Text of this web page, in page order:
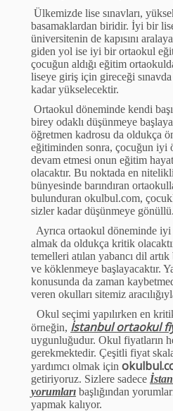
Ülkemizde lise sınavları, yü
basamaklardan biridir. İyi bir
üniversitenin de kapısını
giden yol ise iyi bir ortaokul
çocuğun aldığı eğitim
liseye giriş için gireceği sınavda
kadar yükselecektir.
Ortaokul döneminde kendi
birey odaklı düşünmeye
öğretmen kadrosu da oldukçaö
eğitiminden sonra,çocuğun iyi
devam etmesi onun eğitim
olacaktır. Bu noktada en
bünyesinde barındıran
bulunduran okulbul.com,ç
sizler kadar düşünmeye gönüllü.
Ayrıca ortaokul döneminde iyi
almak da oldukça kritik
temelleri atılan yabancı dil artık
ve köklenmeye başlayacaktır.
konusunda da zaman
veren okulları sitemiz
Okul seçimi yapılırken en
örneğin, İstanbul ortaokul
uygunluğudur. Okul fiyatların
gerekmektedir.Çeşitli fiyat
yardımcı olmak için
getiriyoruz. Sizlere sadece
yorumları başlığından
yapmak kalıyor.